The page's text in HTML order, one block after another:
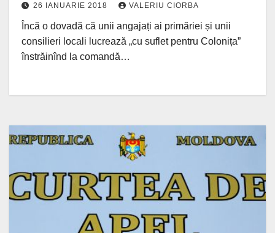
26 IANUARIE 2018 VALERIU CIORBA
Încă o dovadă că unii angajați ai primăriei și unii
consilieri locali lucrează „cu suflet pentru Colonița”
înstrăinînd la comandă…